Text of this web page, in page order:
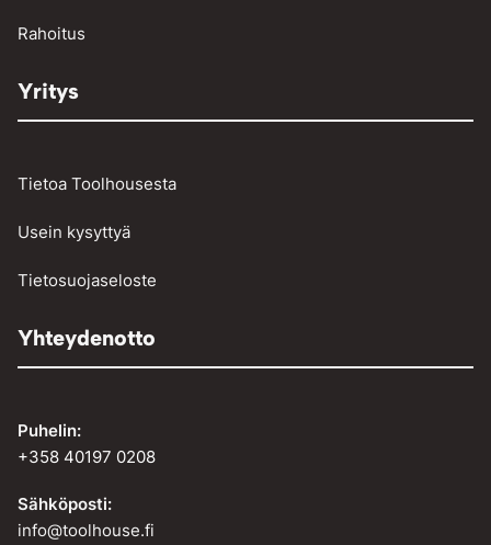
Rahoitus
Yritys
Tietoa Toolhousesta
Usein kysyttyä
Tietosuojaseloste
Yhteydenotto
Puhelin:
+358 40197 0208
Sähköposti:
info@toolhouse.fi